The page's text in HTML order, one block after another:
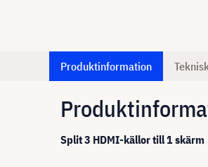
Produktinformation
Split 3 HDMI-källor till 1 skärm